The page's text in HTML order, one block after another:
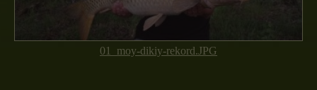
01_moy-dikiy-rekord.JPG